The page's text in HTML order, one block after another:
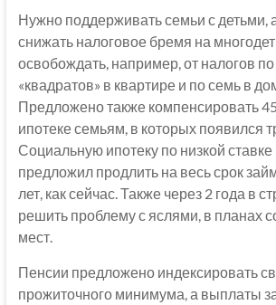
Нужно поддерживать семьи с детьми,
снижать налоговое бремя на
освобождать, например, от налогов по
«квадратов» в квартире и по семь в
Предложено также компенсировать
ипотеке семьям, в которых появился
Социальную ипотеку по низкой ставке
предложил продлить на весь срок
лет, как сейчас. Также через 2 года в
решить проблему с яслями, в планах
мест.
Пенсии предложено индексировать
прожиточного минимума, а выплаты